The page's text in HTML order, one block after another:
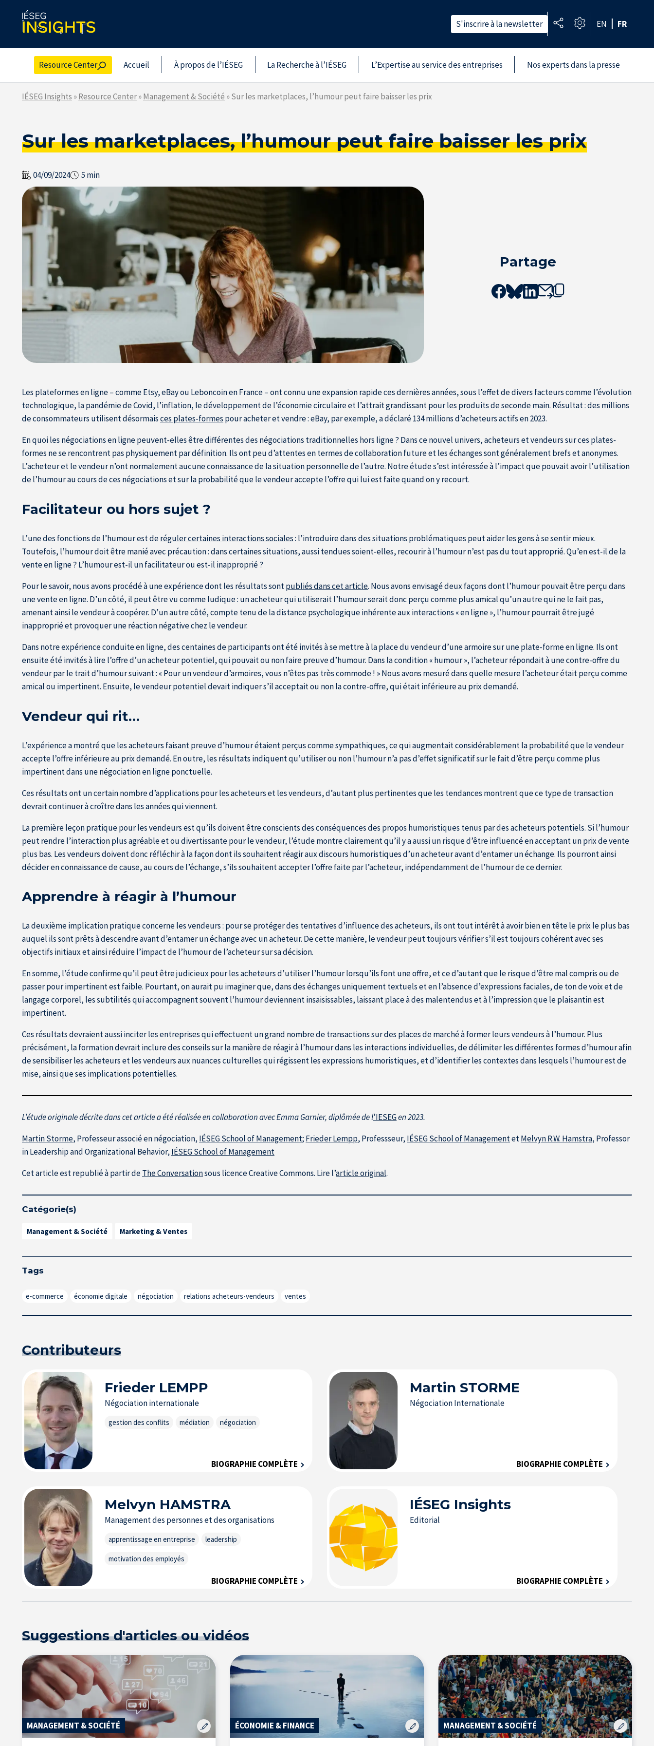
S'inscrire à la newsletter EN FR
Resource Center Accueil À propos de l’IÉSEG La Recherche à l’IÉSEG L’Expertise au service des entreprises Nos experts dans la presse
content
IÉSEG Insights »Resource Center»Management & Société »Sur les marketplaces, l’humour peut faire baisser les prix
Sur les marketplaces, l’humour peut faire baisser les prix
04/09/2024 5 min
Partage
Les plateformes en ligne – comme Etsy, eBay ou Leboncoin en France – ont connu une expansion rapide ces dernières années, sous l’effet de divers facteurs comme l’évolution
technologique, la pandémie de Covid, l’inflation, le développement de l’économie circulaire et l’attrait grandissant pour les produits de seconde main. Résultat : des millions
de consommateurs utilisent désormaisces plates-formes pour acheter et vendre : eBay, par exemple, a déclaré 134 millions d’acheteurs actifs en 2023.
En quoi les négociations en ligne peuvent-elles être différentes des négociations traditionnelles hors ligne ? Dans ce nouvel univers, acheteurs et vendeurs sur ces plates-
formes ne se rencontrent pas physiquement par définition. Ils ont peu d’attentes en termes de collaboration future et les échanges sont généralement brefs et anonymes.
L’acheteur et le vendeur n’ont normalement aucune connaissance de la situation personnelle de l’autre. Notre étude s’est intéressée à l’impact que pouvait avoir l’utilisation
de l’humour au cours de ces négociations et sur la probabilité que le vendeur accepte l’offre qui lui est faite quand on y recourt.
Facilitateur ou hors sujet ?
L’une des fonctions de l’humour est deréguler certaines interactions sociales: l’introduire dans des situations problématiques peut aider les gens à se sentir mieux.
Toutefois, l’humour doit être manié avec précaution : dans certaines situations, aussi tendues soient-elles, recourir à l’humour n’est pas du tout approprié. Qu’en est-il de la
vente en ligne ? L’humour est-il un facilitateur ou est-il inapproprié ?
Pour le savoir, nous avons procédé à une expérience dont les résultats sontpubliés dans cet article. Nous avons envisagé deux façons dont l’humour pouvait être perçu dans
une vente en ligne. D’un côté, il peut être vu comme ludique : un acheteur qui utiliserait l’humour serait donc perçu comme plus amical qu’un autre qui ne le fait pas,
amenant ainsi le vendeur à coopérer. D’un autre côté, compte tenu de la distance psychologique inhérente aux interactions « en ligne », l’humour pourrait être jugé
inapproprié et provoquer une réaction négative chez le vendeur.
Dans notre expérience conduite en ligne, des centaines de participants ont été invités à se mettre à la place du vendeur d’une armoire sur une plate-forme en ligne. Ils ont
ensuite été invités à lire l’offre d’un acheteur potentiel, qui pouvait ou non faire preuve d’humour. Dans la condition « humour », l’acheteur répondait à une contre-offre du
vendeur par le trait d’humour suivant : « Pour un vendeur d’armoires, vous n’êtes pas très commode ! » Nous avons mesuré dans quelle mesure l’acheteur était perçu comme
amical ou impertinent. Ensuite, le vendeur potentiel devait indiquer s’il acceptait ou non la contre-offre, qui était inférieure au prix demandé.
Vendeur qui rit…
L’expérience a montré que les acheteurs faisant preuve d’humour étaient perçus comme sympathiques, ce qui augmentait considérablement la probabilité que le vendeur
accepte l’offre inférieure au prix demandé. En outre, les résultats indiquent qu’utiliser ou non l’humour n’a pas d’effet significatif sur le fait d’être perçu comme plus
impertinent dans une négociation en ligne ponctuelle.
Ces résultats ont un certain nombre d’applications pour les acheteurs et les vendeurs, d’autant plus pertinentes que les tendances montrent que ce type de transaction
devrait continuer à croître dans les années qui viennent.
La première leçon pratique pour les vendeurs est qu’ils doivent être conscients des conséquences des propos humoristiques tenus par des acheteurs potentiels. Si l’humour
peut rendre l’interaction plus agréable et ou divertissante pour le vendeur, l’étude montre clairement qu’il y a aussi un risque d’être influencé en acceptant un prix de vente
plus bas. Les vendeurs doivent donc réfléchir à la façon dont ils souhaitent réagir aux discours humoristiques d’un acheteur avant d’entamer un échange. Ils pourront ainsi
décider en connaissance de cause, au cours de l’échange, s’ils souhaitent accepter l’offre faite par l’acheteur, indépendamment de l’humour de ce dernier.
Apprendre à réagir à l’humour
La deuxième implication pratique concerne les vendeurs : pour se protéger des tentatives d’influence des acheteurs, ils ont tout intérêt à avoir bien en tête le prix le plus bas
auquel ils sont prêts à descendre avant d’entamer un échange avec un acheteur. De cette manière, le vendeur peut toujours vérifier s’il est toujours cohérent avec ses
objectifs initiaux et ainsi réduire l’impact de l’humour de l’acheteur sur sa décision.
En somme, l’étude confirme qu’il peut être judicieux pour les acheteurs d’utiliser l’humour lorsqu’ils font une offre, et ce d’autant que le risque d’être mal compris ou de
passer pour impertinent est faible. Pourtant, on aurait pu imaginer que, dans des échanges uniquement textuels et en l’absence d’expressions faciales, de ton de voix et de
langage corporel, les subtilités qui accompagnent souvent l’humour deviennent insaisissables, laissant place à des malentendus et à l’impression que le plaisantin est
impertinent.
Ces résultats devraient aussi inciter les entreprises qui effectuent un grand nombre de transactions sur des places de marché à former leurs vendeurs à l’humour. Plus
précisément, la formation devrait inclure des conseils sur la manière de réagir à l’humour dans les interactions individuelles, de délimiter les différentes formes d’humour afin
de sensibiliser les acheteurs et les vendeurs aux nuances culturelles qui régissent les expressions humoristiques, et d’identifier les contextes dans lesquels l’humour est de
mise, ainsi que ses implications potentielles.
L’étude originale décrite dans cet article a été réalisée en collaboration avec Emma Garnier, diplômée de l’IESEGen 2023.
Martin Storme, Professeur associé en négociation, IÉSEG School of Management; Frieder Lempp, Professseur, IÉSEG School of ManagementetMelvyn R.W. Hamstra, Professor
in Leadership and Organizational Behavior, IÉSEG School of Management
Cet article est republié à partir deThe Conversationsous licence Creative Commons. Lire l’article original.
Catégorie(s)
Management & Société Marketing & Ventes
Tags
e-commerce économie digitale négociation relations acheteurs-vendeurs ventes
Contributeurs
Frieder LEMPP
Négociation internationale
gestion des conflits médiation négociation
BIOGRAPHIE COMPLÈTE
IÉSEG Insights
Editorial
BIOGRAPHIE COMPLÈTE
Martin STORME
Négociation Internationale
BIOGRAPHIE COMPLÈTE
Melvyn HAMSTRA
Management des personnes et des organisations
apprentissage en entreprise leadership
motivation des employés
BIOGRAPHIE COMPLÈTE
Suggestions d'articles ou vidéos
MANAGEMENT & SOCIÉTÉ ÉCONOMIE & FINANCE MANAGEMENT & SOCIÉTÉ